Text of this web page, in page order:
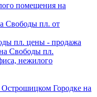
помещения на
Свободы пл. от
пл. цены - продажа
Свободы пл.
нежилого
Городке на